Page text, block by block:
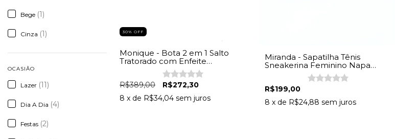
Bege (1)
Cinza (1)
OCASIÃO
Lazer (11)
Dia A Dia (4)
Festas (2)
30% OFF
Monique - Bota 2 em 1 Salto
Tratorado com Enfeite
Removível Marrom
R$389,00
R$272,30
8 x de R$34,04 sem juros
Miranda - Sapatilha Tênis
Sneakerina Feminino Napa
R$199,00
8 x de R$24,88 sem juros